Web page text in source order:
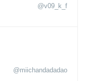
@v09_k_f
@miichandadadao